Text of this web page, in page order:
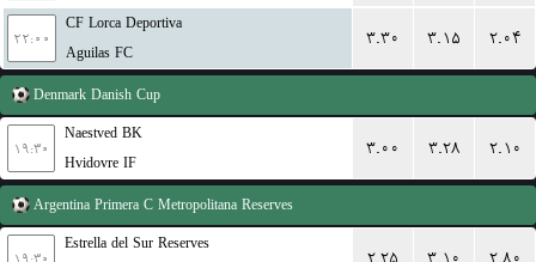
۲۲:۰۰
CF Lorca Deportiva
Aguilas FC
۳.۳۰ ۳.۱۵ ۲.۰۴
Denmark Danish Cup
۱۹:۳۰
Naestved BK
Hvidovre IF
۳.۰۰ ۳.۲۸ ۲.۱۰
Argentina Primera C Metropolitana Reserves
۱۹:۳۰
Estrella del Sur Reserves
۲.۲۵
۳.۱۰ ۲.۸۰